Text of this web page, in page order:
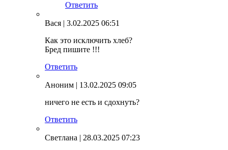
Ответить
Вася | 3.02.2025 06:51
Как это исключить хлеб?
Бред пишите !!!
Ответить
Аноним | 13.02.2025 09:05
ничего не есть и сдохнуть?
Ответить
Светлана | 28.03.2025 07:23